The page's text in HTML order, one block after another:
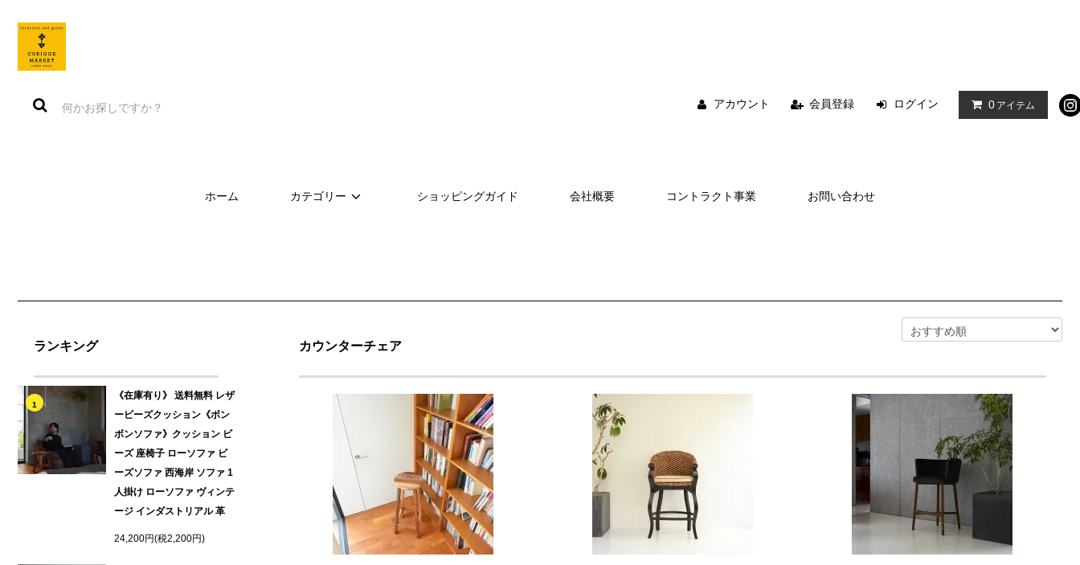
アカウント 会員登録 ログイン 0 アイテム
ホーム カテゴリー ショッピングガイド 会社概要 コントラクト事業 お問い合わせ
ランキング
1
《在庫有り》 送料無料 レザ
ービーズクッション《ボン
ボンソファ》クッション ビ
ーズ 座椅子 ローソファ ビ
ーズソファ 西海岸 ソファ 1
人掛け ローソファ ヴィンテ
ージ インダストリアル 革
24,200円(税2,200円)
カウンターチェア